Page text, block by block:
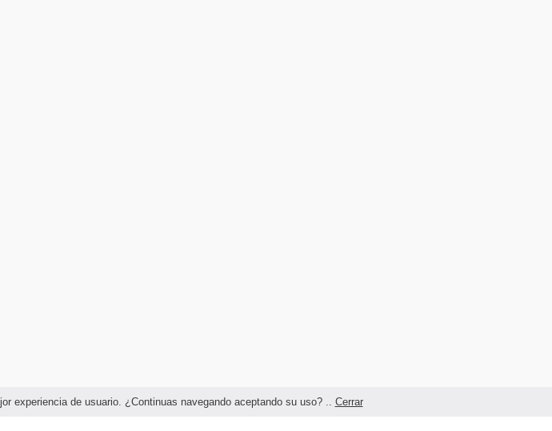
experiencia de usuario. ¿Continuas navegando aceptando su uso? .. Cerrar